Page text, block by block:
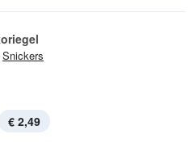
Snickers
€ 2,49